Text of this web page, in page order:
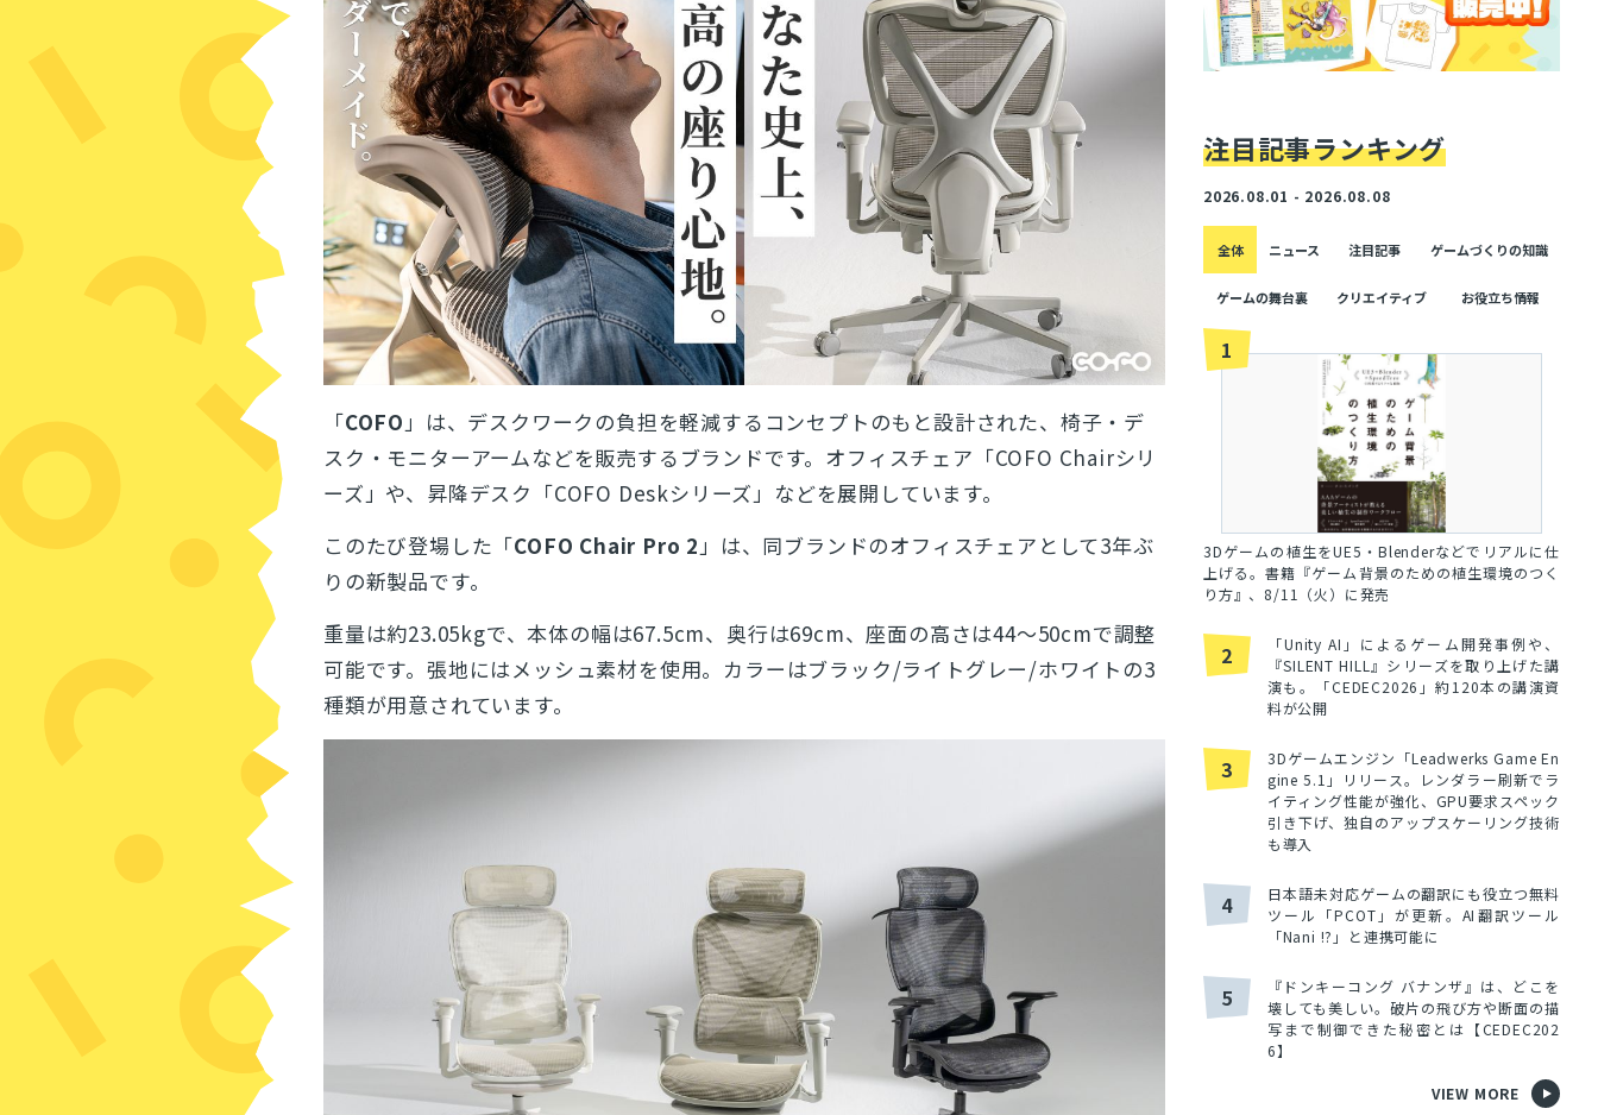
「COFO」は、デスクワークの負担を軽減するコンセプトのもと設計された、椅子・デ
スク・モニターアームなどを販売するブランドです。オフィスチェア「COFO Chairシリ
ーズ」や、昇降デスク「COFO Deskシリーズ」などを展開しています。
このたび登場した「COFO Chair Pro 2」は、同ブランドのオフィスチェアとして3年ぶ
りの新製品です。
重量は約23.05kgで、本体の幅は67.5cm、奥行は69cm、座面の高さは44〜50cmで調整
可能です。張地にはメッシュ素材を使用。カラーはブラック/ライトグレー/ホワイトの3
種類が用意されています。
注目記事ランキング
2026.08.01 - 2026.08.08
全体 ニュース 注目記事 ゲームづくりの知識
ゲームの舞台裏 クリエイティブ お役立ち情報
1
3Dゲームの植生をUE5・Blenderなどでリアルに仕
上げる。書籍『ゲーム背景のための植生環境のつく
り方』、8/11（火）に発売
2
「Unity AI」によるゲーム開発事例や、
『SILENT HILL』シリーズを取り上げた講
演も。「CEDEC2026」約120本の講演資
料が公開
3
3Dゲームエンジン「Leadwerks Game En
gine 5.1」リリース。レンダラー刷新でラ
イティング性能が強化、GPU要求スペック
引き下げ、独自のアップスケーリング技術
も導入
4
日本語未対応ゲームの翻訳にも役立つ無料
ツール「PCOT」が更新。AI翻訳ツール
「Nani !?」と連携可能に
5
『ドンキーコング バナンザ』は、どこを
壊しても美しい。破片の飛び方や断面の描
写まで制御できた秘密とは【CEDEC202
6】
VIEW MORE